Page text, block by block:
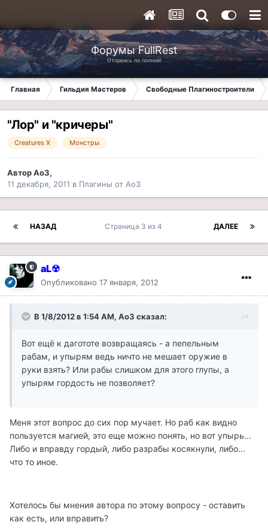
Форумы FullRest
Оторвись по полной!
Главная Гильдия Мастеров Свободные Плагиностроители
"Лор" и "кричеры"
Creatures X Монстры
АвторAo3,
11 декабря, 2011 в Плагины от Ao3
НАЗАД ДАЛЕЕ
Страница 3 из 4
aL☢
Опубликовано 17 января, 2012
В 1/8/2012 в 1:54 AM, Ao3 сказал:
Вот ещё к дагототе возвращаясь - а пепельным
рабам, и упырям ведь ничто не мешает оружие в
руки взять? Или рабы слишком для этого глупы, а
упырям гордость не позволяет?
Меня этот вопрос до сих пор мучает. Но раб как видно
пользуется магией, это еще можно понять, но вот упырь...
Либо и вправду гордый, либо разрабы косякнули, либо...
что то иное.
Хотелось бы мнения автора по этому вопросу - оставить
как есть, или вправить?